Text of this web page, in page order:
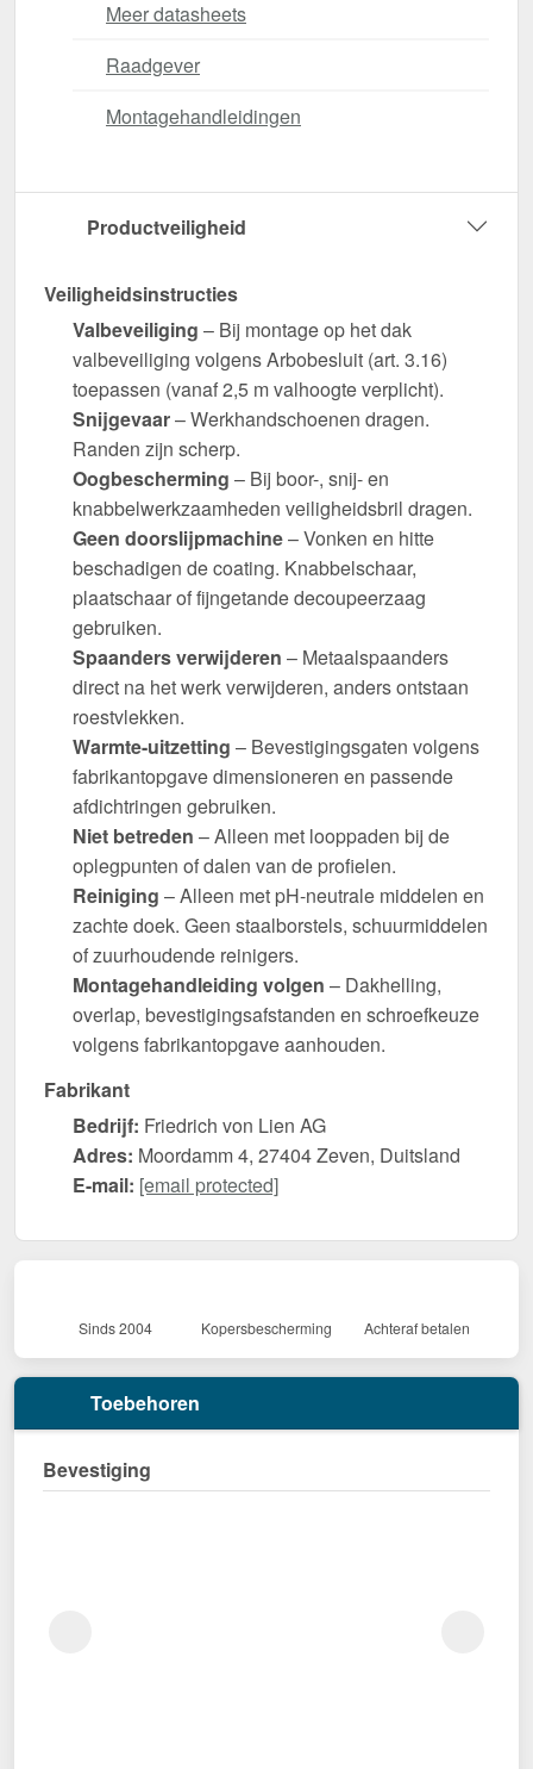
Meer datasheets
Raadgever
Montagehandleidingen
Productveiligheid
Veiligheidsinstructies
Valbeveiliging – Bij montage op het dak
valbeveiliging volgens Arbobesluit (art. 3.16)
toepassen (vanaf 2,5 m valhoogte verplicht).
Snijgevaar– Werkhandschoenen dragen.
Randen zijn scherp.
Oogbescherming – Bij boor-, snij- en
knabbelwerkzaamheden veiligheidsbril dragen.
Geen doorslijpmachine– Vonken en hitte
beschadigen de coating. Knabbelschaar,
plaatschaar of fijngetande decoupeerzaag
gebruiken.
Spaanders verwijderen – Metaalspaanders
direct na het werk verwijderen, anders ontstaan
roestvlekken.
Warmte-uitzetting – Bevestigingsgaten volgens
fabrikantopgave dimensioneren en passende
afdichtringen gebruiken.
Niet betreden – Alleen met looppaden bij de
oplegpunten of dalen van de profielen.
Reiniging – Alleen met pH-neutrale middelen en
zachte doek. Geen staalborstels, schuurmiddelen
of zuurhoudende reinigers.
Montagehandleiding volgen – Dakhelling,
overlap, bevestigingsafstanden en schroefkeuze
volgens fabrikantopgave aanhouden.
Fabrikant
Bedrijf: Friedrich von Lien AG
Adres: Moordamm 4, 27404 Zeven, Duitsland
E-mail: [email protected]
Sinds 2004 Kopersbescherming Achteraf betalen
Toebehoren
Bevestiging